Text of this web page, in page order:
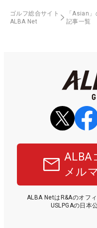
ゴルフ総合サイト
ALBA Net
「Asian」
記事一覧
ALBA
メル
ALBA NetはR&Aのオフ
USLPGAの日本